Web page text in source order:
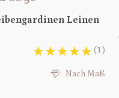
Leinen
(1)
Nach Maß